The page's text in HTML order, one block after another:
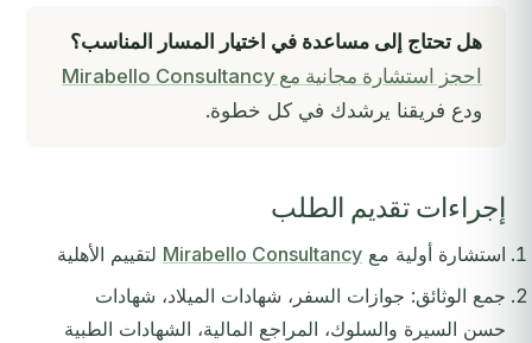
هل تحتاج إلى مساعدة في اختيار المسار المناسب؟
احجز استشارة مجانية مع Mirabello Consultancy
ودع فريقنا يرشدك في كل خطوة.
إجراءات تقديم الطلب
استشارة أولية مع Mirabello Consultancy لتقييم الأهلية
جمع الوثائق: جوازات السفر، شهادات الميلاد، شهادات
حسن السيرة والسلوك، المراجع المالية، الشهادات الطبية